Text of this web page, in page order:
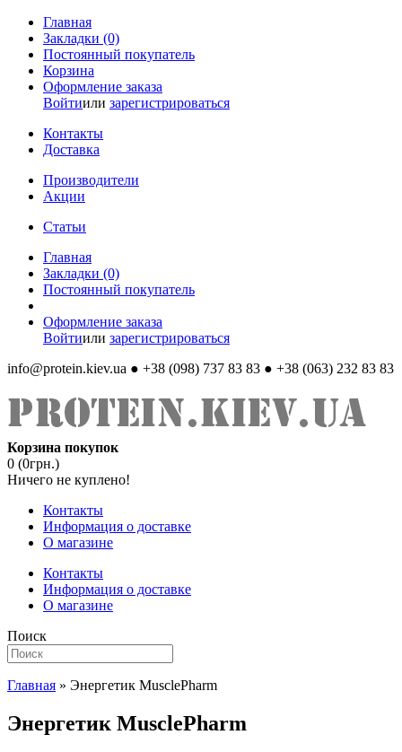
Главная
Закладки (0)
Постоянный покупатель
Корзина
Оформление заказа
Войтиили зарегистрироваться
Контакты
Доставка
Производители
Акции
Статьи
Главная
Закладки (0)
Постоянный покупатель
Оформление заказа
Войтиили зарегистрироваться
info@protein.kiev.ua ● +38 (098) 737 83 83 ● +38 (063) 232 83 83
Корзина покупок
0 (0грн.)
Ничего не куплено!
Контакты
Информация о доставке
О магазине
Контакты
Информация о доставке
О магазине
Поиск
Главная » Энергетик MusclePharm
Энергетик MusclePharm